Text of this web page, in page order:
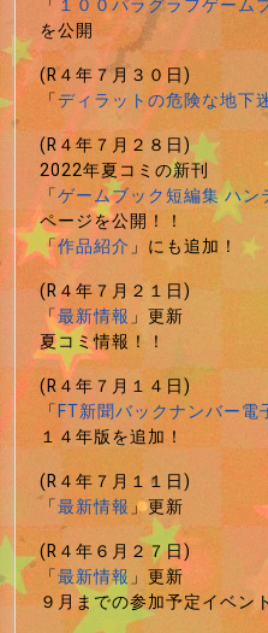
「 １００パラグラフゲーム
を公開
(R４年７月３０日)
「ディラットの危険な地下
(R４年７月２８日)
2022年夏コミの新刊
「ゲームブック短編集 ハ
ページを公開！！
「作品紹介」にも追加！
(R４年７月２１日)
「最新情報」更新
夏コミ情報！！
(R４年７月１４日)
「FT新聞バックナンバー電
１４年版を追加！
(R４年７月１１日)
「最新情報」更新
(R４年６月２７日)
「最新情報」更新
９月までの参加予定イベン